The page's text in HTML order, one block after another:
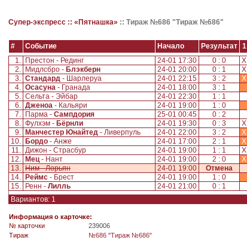
Супер-экспресс :: «Пятнашка» :: Тираж №686 "Тираж №686"
# Событие Начало Результат 1
1.
Престон - Рединг 24-01 17:30 0 : 0
X
2.
Мидлсбро - Блэкберн 24-01 20:00 0 : 1
X
3. Стандард - Шарлеруа 24-01 22:15 3 : 2
X
4. Осасуна - Гранада 24-01 18:00 3 : 1
5. Сельта - Эйбар 24-01 22:30 1 : 1
6. Дженоа - Кальяри 24-01 19:00 1 : 0
7.
Парма - Сампдория 25-01 00:45 0 : 2
8. Фулхэм - Бёрнли 24-01 19:30 0 : 3
X
9.
Манчестер Юнайтед - Ливерпуль 24-01 22:00 3 : 2
X
10.
Бордо - Анже 24-01 17:00 2 : 1
X
11. Дижон - Страсбур 24-01 19:00 1 : 1
X
12.
Мец- Нант 24-01 19:00 2 : 0
X
13. Ним - Лорьян 24-01 19:00 Отмена
14.
Реймс - Брест 24-01 19:00 1 : 0
15.
Ренн - Лилль 24-01 21:00 0 : 1
Вариантов: 1
Информация о карточке:
№ карточки
239006
Tираж
№686 "Тираж №686"